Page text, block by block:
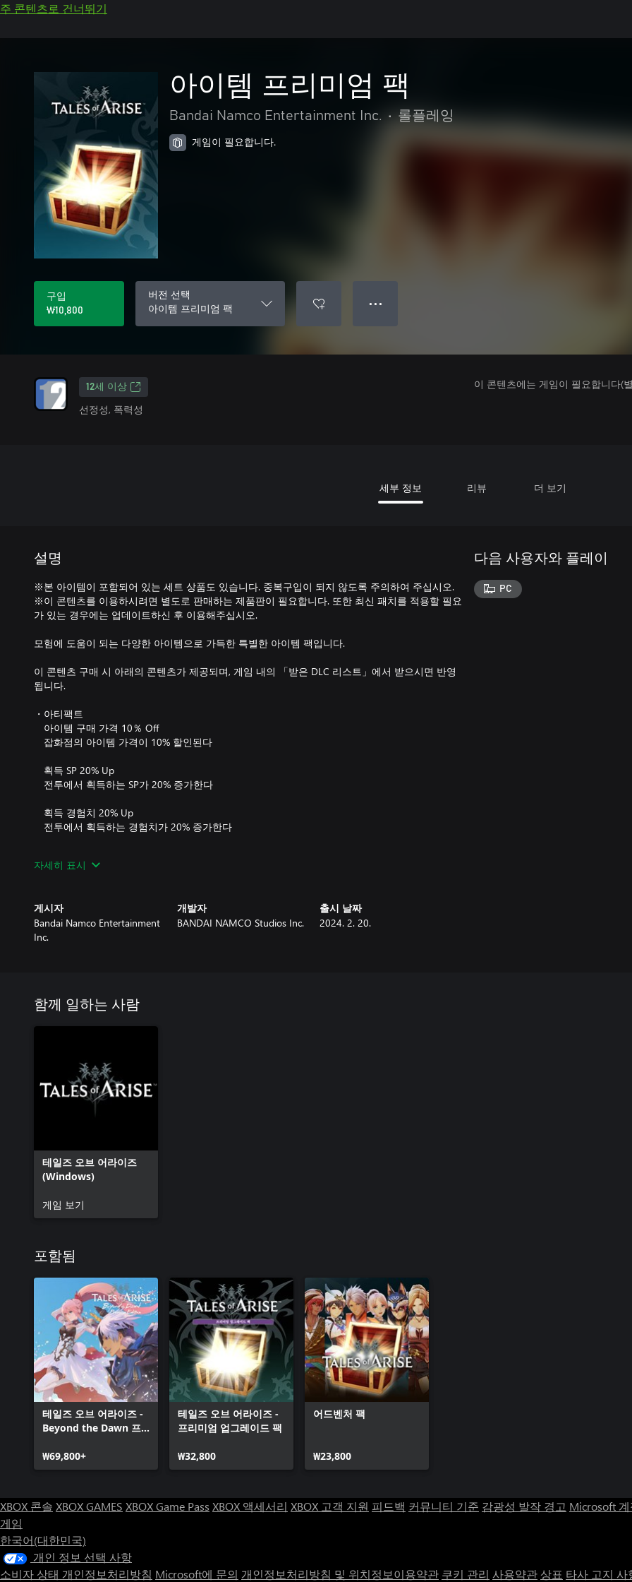
주 콘텐츠로 건너뛰기
아이템 프리미엄 팩
Bandai Namco Entertainment Inc. • 롤플레잉
게임이 필요합니다.
구입
₩10,800
버전 선택
아이템 프리미엄 팩
● ● ●
12세 이상
선정성, 폭력성
이 콘텐츠에는 게임이 필요합니다(
세부 정보 리뷰 더 보기
설명
※본 아이템이 포함되어 있는 세트 상품도 있습니다. 중복구입이 되지 않도록 주의하여 주십시오.
※이 콘텐츠를 이용하시려면 별도로 판매하는 제품판이 필요합니다. 또한 최신 패치를 적용할 필요
가 있는 경우에는 업데이트하신 후 이용해주십시오.
모험에 도움이 되는 다양한 아이템으로 가득한 특별한 아이템 팩입니다.
이 콘텐츠 구매 시 아래의 콘텐츠가 제공되며, 게임 내의 「받은 DLC 리스트」에서 받으시면 반영
됩니다.
・아티팩트
아이템 구매 가격 10％ Off
잡화점의 아이템 가격이 10% 할인된다
획득 SP 20% Up
전투에서 획득하는 SP가 20% 증가한다
획득 경험치 20% Up
전투에서 획득하는 경험치가 20% 증가한다
라이프 보틀 x5
버베나 x5
로즈마리 x5
사프란 x5
레드 라벤더 x5
레드 버베나 x5
레드 로즈마리 x5
레드 재스민 x5
・식재료
두부 x1０
돼토끼고기 x1０
후추 x1０
감자 x1０
후추 x1０
붕어 x1０
잡고기 x1０
사과 x1０
양배추 x1０
감자 x1０
버섯 x1０
토마토 x1０
밀가루 x1０
우유 x1０
닭고기 x1０
돼지고기 x1０
연어 x1０
붕어 x1０
100000갈드(5)
자세히 표시
게시자
Bandai Namco Entertainment
Inc.
개발자
BANDAI NAMCO Studios Inc.
출시 날짜
2024. 2. 20.
다음 사용자와 플레이
PC
함께 일하는 사람
테일즈 오브 어라이즈
(Windows)
게임 보기
포함됨
테일즈 오브 어라이즈 -
Beyond the Dawn 프
(Windows)
₩69,800+
테일즈 오브 어라이즈 -
프리미엄 업그레이드 팩
₩32,800
어드벤처 팩
₩23,800
XBOX 콘솔 XBOX GAMES XBOX Game Pass XBOX 액세서리 XBOX 고객 지원 피드백 커뮤니티 기준 감광성 발작 경고 Microsoft
게임
한국어(대한민국)
개인 정보 선택 사항
소비자 상태 개인정보처리방침 Microsoft에 문의 개인정보처리방침 및 위치정보이용약관 쿠키 관리 사용약관 상표 타사 고지 사